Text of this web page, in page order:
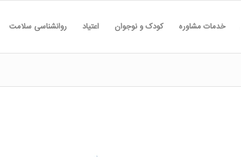
خدمات مشاوره کودک و نوجوان اعتیاد روانشناسی سلامت